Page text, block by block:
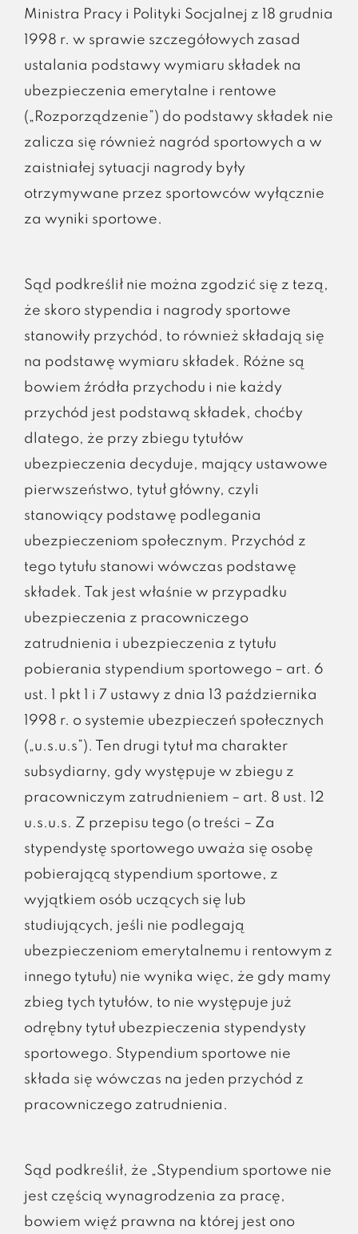
Ministra Pracy i Polityki Socjalnej z 18 grudnia
1998 r. w sprawie szczegółowych zasad
ustalania podstawy wymiaru składek na
ubezpieczenia emerytalne i rentowe
(„Rozporządzenie”) do podstawy składek nie
zalicza się również nagród sportowych a w
zaistniałej sytuacji nagrody były
otrzymywane przez sportowców wyłącznie
za wyniki sportowe.
Sąd podkreślił nie można zgodzić się z tezą,
że skoro stypendia i nagrody sportowe
stanowiły przychód, to również składają się
na podstawę wymiaru składek. Różne są
bowiem źródła przychodu i nie każdy
przychód jest podstawą składek, choćby
dlatego, że przy zbiegu tytułów
ubezpieczenia decyduje, mający ustawowe
pierwszeństwo, tytuł główny, czyli
stanowiący podstawę podlegania
ubezpieczeniom społecznym. Przychód z
tego tytułu stanowi wówczas podstawę
składek. Tak jest właśnie w przypadku
ubezpieczenia z pracowniczego
zatrudnienia i ubezpieczenia z tytułu
pobierania stypendium sportowego – art. 6
ust. 1 pkt 1 i 7 ustawy z dnia 13 października
1998 r. o systemie ubezpieczeń społecznych
(„u.s.u.s”). Ten drugi tytuł ma charakter
subsydiarny, gdy występuje w zbiegu z
pracowniczym zatrudnieniem – art. 8 ust. 12
u.s.u.s. Z przepisu tego (o treści – Za
stypendystę sportowego uważa się osobę
pobierającą stypendium sportowe, z
wyjątkiem osób uczących się lub
studiujących, jeśli nie podlegają
ubezpieczeniom emerytalnemu i rentowym z
innego tytułu) nie wynika więc, że gdy mamy
zbieg tych tytułów, to nie występuje już
odrębny tytuł ubezpieczenia stypendysty
sportowego. Stypendium sportowe nie
składa się wówczas na jeden przychód z
pracowniczego zatrudnienia.
Sąd podkreślił, że „Stypendium sportowe nie
jest częścią wynagrodzenia za pracę,
bowiem więź prawna na której jest ono